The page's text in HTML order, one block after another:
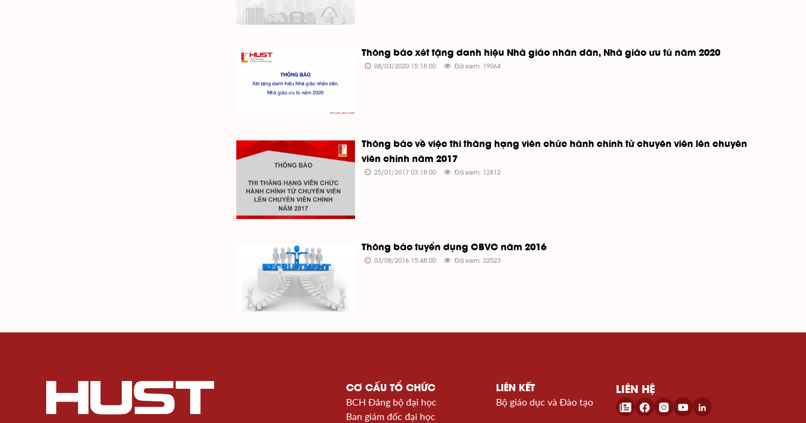
Thông báo xét tặng danh hiệu Nhà giáo nhân dân, Nhà giáo ưu tú năm 2020
08/03/2020 15:18:00 Đã xem: 19064
Thông báo về việc thi thăng hạng viên chức hành chính từ chuyên viên lên chuyên
viên chính năm 2017
25/01/2017 03:18:00 Đã xem: 12812
Thông báo tuyển dụng CBVC năm 2016
03/08/2016 15:48:00 Đã xem: 32523
CƠ CẤU TỔ CHỨC
BCH Đảng bộ đại học
Ban giám đốc đại học
LIÊN KẾT
Bộ giáo dục và Đào tạo
LIÊN HỆ